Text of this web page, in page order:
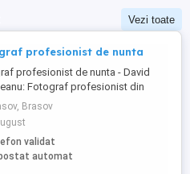
Vezi toate
profesionist de nunta
profesionist de nunta - David
Fotograf profesionist din
disponibil pentru evenimente in
Pachete foto incep de la pretul
euro (1050 euro cu album premium
Lucram pe baza de contract, se
fiscala (forma juridica SRL).
Brasov
validat
automat